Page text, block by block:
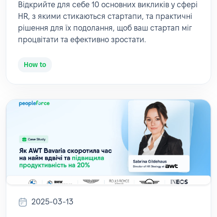
Відкрийте для себе 10 основних викликів у сфері
HR, з якими стикаються стартапи, та практичні
рішення для їх подолання, щоб ваш стартап міг
процвітати та ефективно зростати.
How to
2025-03-13